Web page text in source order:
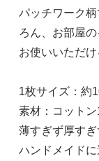
パッチワーク
ろん、お部屋
お使いいただけ
1枚サイズ：約
素材：コット
薄すぎず厚す
ハンドメイド